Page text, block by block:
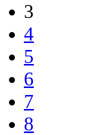
3
4
5
6
7
8